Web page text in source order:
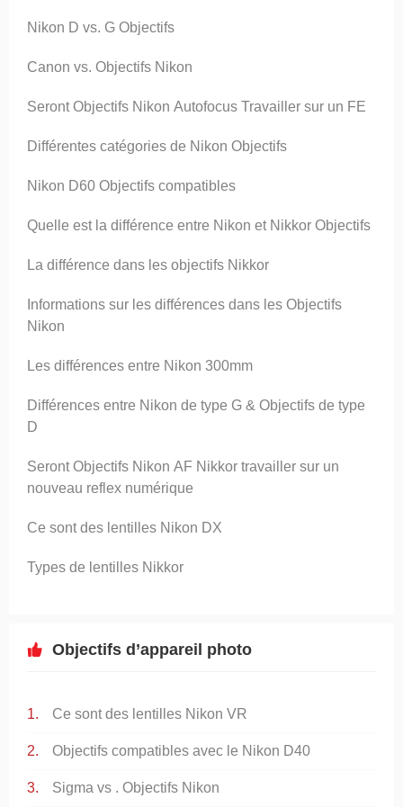
Nikon D vs. G Objectifs
Canon vs. Objectifs Nikon
Seront Objectifs Nikon Autofocus Travailler sur un FE
Différentes catégories de Nikon Objectifs
Nikon D60 Objectifs compatibles
Quelle est la différence entre Nikon et Nikkor Objectifs
La différence dans les objectifs Nikkor
Informations sur les différences dans les Objectifs
Nikon
Les différences entre Nikon 300mm
Différences entre Nikon de type G & Objectifs de type
D
Seront Objectifs Nikon AF Nikkor travailler sur un
nouveau reflex numérique
Ce sont des lentilles Nikon DX
Types de lentilles Nikkor
Objectifs d’appareil photo
Ce sont des lentilles Nikon VR
Objectifs compatibles avec le Nikon D40
Sigma vs . Objectifs Nikon